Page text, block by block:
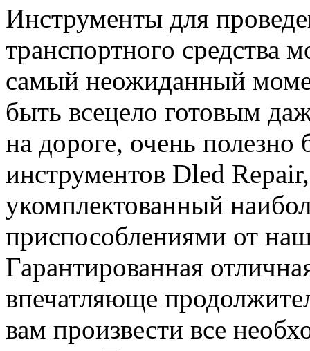
Инструменты для
транспортного средства
самый неожиданный
быть всецело готовым
на дороге, очень
инструментов Dled
укомплектованный
приспособлениями от
Гарантированная
впечатляюще
вам произвести все